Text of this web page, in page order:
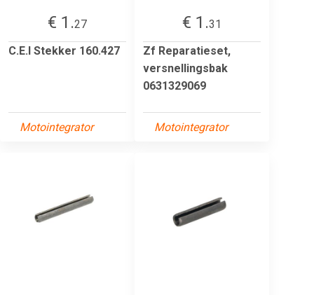
€ 1.27
C.E.I Stekker 160.427
Motointegrator
€ 1.31
Zf Reparatieset,
versnellingsbak
0631329069
Motointegrator